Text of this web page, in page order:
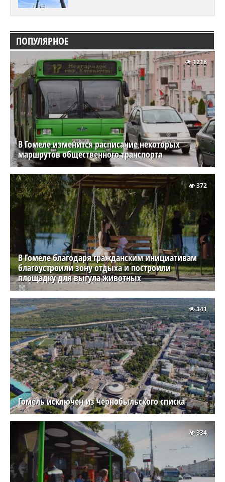
ПОПУЛЯРНОЕ
В Гомеле изменится расписание некоторых
маршрутов общественного транспорта
1218
В Гомеле благодаря гражданским инициативам
благоустроили зону отдыха и построили
площадку для выгула животных
372
Гомель исключен из чернобыльского списка
341
334